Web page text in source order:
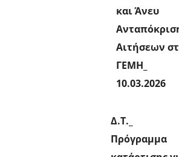
και Άνευ
Αιτήσεων
ΓΕΜΗ_
10.03.2026
Δ.Τ._
Πρόγραμμα